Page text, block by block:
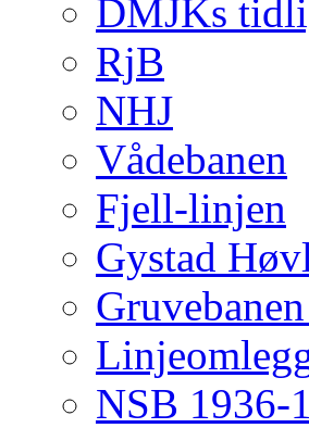
DMJKs
RjB
NHJ
Vådebanen
Fjell-linjen
Gystad
NSB 1936-